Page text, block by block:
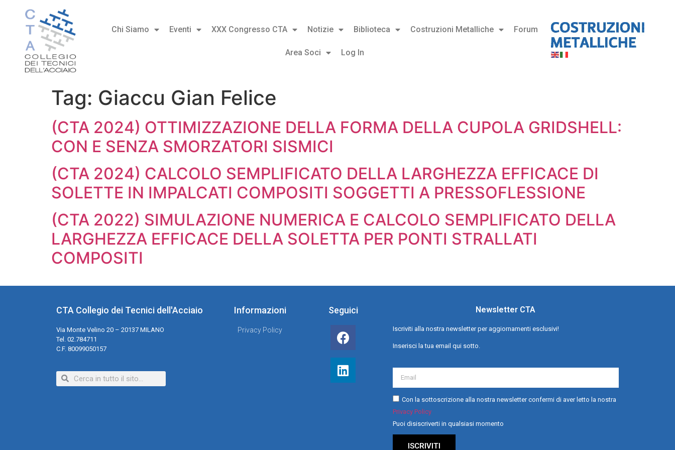
Chi Siamo Eventi XXX Congresso CTA Notizie Biblioteca Costruzioni Metalliche Forum
Area Soci Log In
Tag: Giaccu Gian Felice
(CTA 2024) OTTIMIZZAZIONE DELLA FORMA DELLA CUPOLA GRIDSHELL:
CON E SENZA SMORZATORI SISMICI
(CTA 2024) CALCOLO SEMPLIFICATO DELLA LARGHEZZA EFFICACE DI
SOLETTE IN IMPALCATI COMPOSITI SOGGETTI A PRESSOFLESSIONE
(CTA 2022) SIMULAZIONE NUMERICA E CALCOLO SEMPLIFICATO DELLA
LARGHEZZA EFFICACE DELLA SOLETTA PER PONTI STRALLATI
COMPOSITI
CTA Collegio dei Tecnici dell'Acciaio
Via Monte Velino 20 – 20137 MILANO
Tel. 02.784711
C.F. 80099050157
Informazioni
Privacy Policy
Seguici Newsletter CTA
Iscriviti alla nostra newsletter per aggiornamenti esclusivi!
Inserisci la tua email qui sotto.
Con la sottoscrizione alla nostra newsletter confermi di aver letto la nostra
Privacy Policy
Puoi disiscriverti in qualsiasi momento
ISCRIVITI